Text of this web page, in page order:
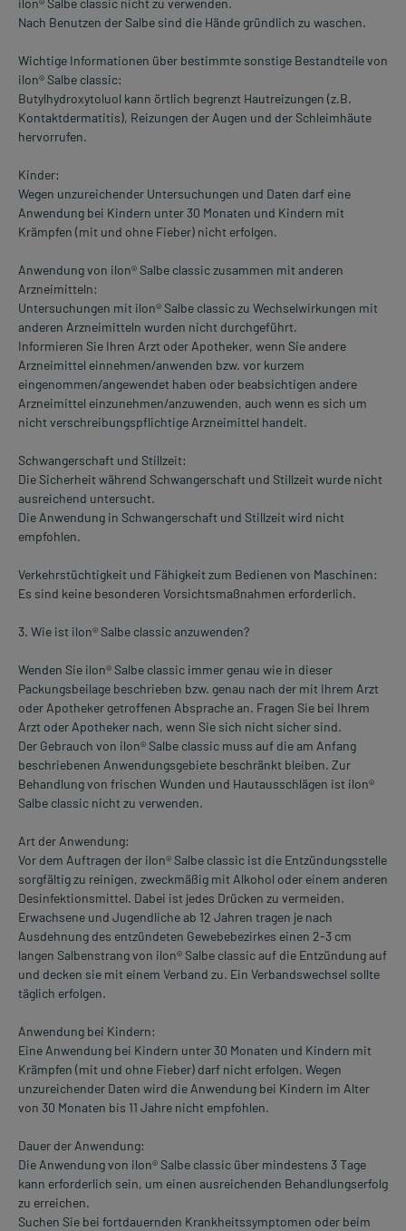
ilon® Salbe classic nicht zu verwenden.
Nach Benutzen der Salbe sind die Hände gründlich zu waschen.
Wichtige Informationen über bestimmte sonstige Bestandteile von
ilon® Salbe classic:
Butylhydroxytoluol kann örtlich begrenzt Hautreizungen (z.B.
Kontaktdermatitis), Reizungen der Augen und der Schleimhäute
hervorrufen.
Kinder:
Wegen unzureichender Untersuchungen und Daten darf eine
Anwendung bei Kindern unter 30 Monaten und Kindern mit
Krämpfen (mit und ohne Fieber) nicht erfolgen.
Anwendung von ilon® Salbe classic zusammen mit anderen
Arzneimitteln:
Untersuchungen mit ilon® Salbe classic zu Wechselwirkungen mit
anderen Arzneimitteln wurden nicht durchgeführt.
Informieren Sie Ihren Arzt oder Apotheker, wenn Sie andere
Arzneimittel einnehmen/anwenden bzw. vor kurzem
eingenommen/angewendet haben oder beabsichtigen andere
Arzneimittel einzunehmen/anzuwenden, auch wenn es sich um
nicht verschreibungspflichtige Arzneimittel handelt.
Schwangerschaft und Stillzeit:
Die Sicherheit während Schwangerschaft und Stillzeit wurde nicht
ausreichend untersucht.
Die Anwendung in Schwangerschaft und Stillzeit wird nicht
empfohlen.
Verkehrstüchtigkeit und Fähigkeit zum Bedienen von Maschinen:
Es sind keine besonderen Vorsichtsmaßnahmen erforderlich.
3. Wie ist ilon® Salbe classic anzuwenden?
Wenden Sie ilon® Salbe classic immer genau wie in dieser
Packungsbeilage beschrieben bzw. genau nach der mit Ihrem Arzt
oder Apotheker getroffenen Absprache an. Fragen Sie bei Ihrem
Arzt oder Apotheker nach, wenn Sie sich nicht sicher sind.
Der Gebrauch von ilon® Salbe classic muss auf die am Anfang
beschriebenen Anwendungsgebiete beschränkt bleiben. Zur
Behandlung von frischen Wunden und Hautausschlägen ist ilon®
Salbe classic nicht zu verwenden.
Art der Anwendung:
Vor dem Auftragen der ilon® Salbe classic ist die Entzündungsstelle
sorgfältig zu reinigen, zweckmäßig mit Alkohol oder einem anderen
Desinfektionsmittel. Dabei ist jedes Drücken zu vermeiden.
Erwachsene und Jugendliche ab 12 Jahren tragen je nach
Ausdehnung des entzündeten Gewebebezirkes einen 2-3 cm
langen Salbenstrang von ilon® Salbe classic auf die Entzündung auf
und decken sie mit einem Verband zu. Ein Verbandswechsel sollte
täglich erfolgen.
Anwendung bei Kindern:
Eine Anwendung bei Kindern unter 30 Monaten und Kindern mit
Krämpfen (mit und ohne Fieber) darf nicht erfolgen. Wegen
unzureichender Daten wird die Anwendung bei Kindern im Alter
von 30 Monaten bis 11 Jahre nicht empfohlen.
Dauer der Anwendung:
Die Anwendung von ilon® Salbe classic über mindestens 3 Tage
kann erforderlich sein, um einen ausreichenden Behandlungserfolg
zu erreichen.
Suchen Sie bei fortdauernden Krankheitssymptomen oder beim